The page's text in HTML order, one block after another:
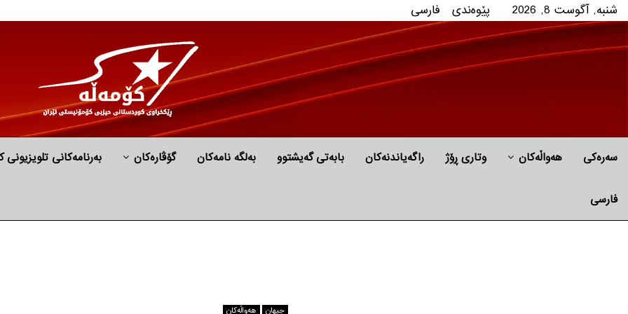
شنبه, آگوست 8, 2026 پێوه‌ندی فارسی
سەرەکی هه‌واڵه‌کان وتاری ڕۆژ راگه‌یاندنه‌كان بابه‌تی گه‌یشتوو به‌لگه‌ نامه‌كان گۆڤارەکان بەرنامەکانی تلویزیونی
فارسی
جیهان هه‌واڵه‌کان